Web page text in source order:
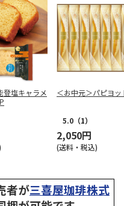
登塩キャラメ
＜お中元＞パピヨッ
5.0 （1）
2,050円
(送料・税込)
者が三喜屋珈琲株式